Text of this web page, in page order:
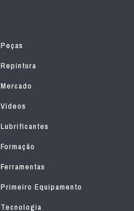
Peças
Repintura
Mercado
Vídeos
Lubrificantes
Formação
Ferramentas
Primeiro Equipamento
Tecnologia